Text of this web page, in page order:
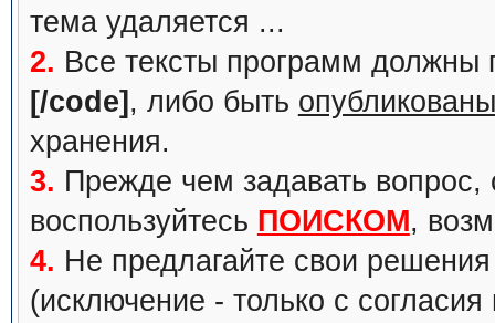
тема удаляется ...
2. Все тексты программ должны
[/code] , либо быть
хранения.
3. Прежде чем задавать вопрос,
воспользуйтесь ПОИСКОМ,
4. Не предлагайте свои
(исключение - только с